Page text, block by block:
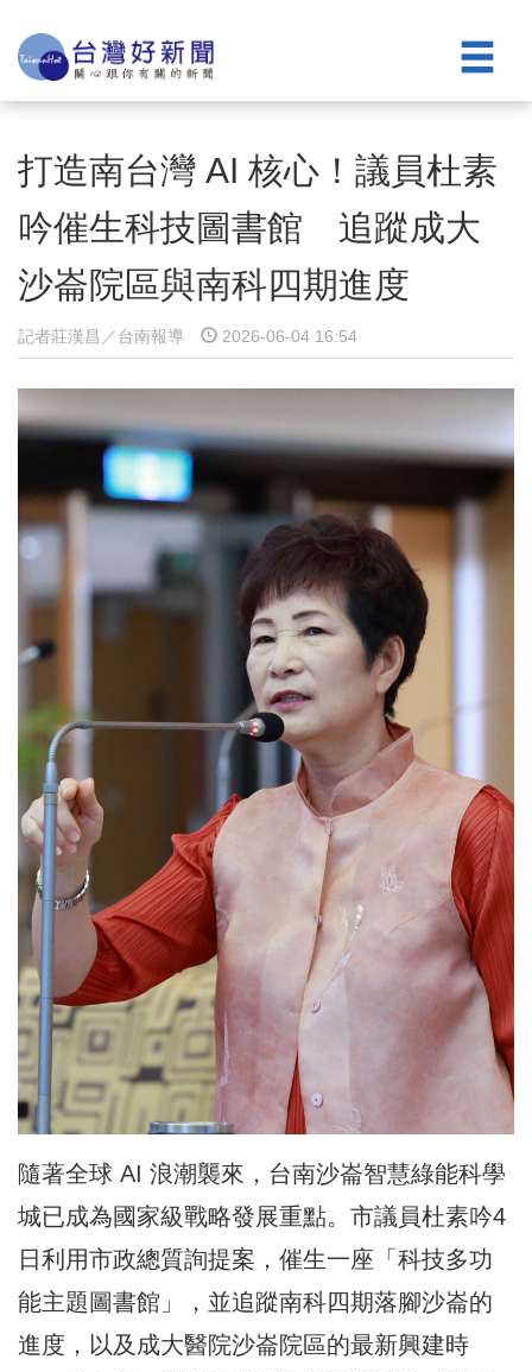
打造南台灣 AI 核心！議員杜素
吟催生科技圖書館 追蹤成大
沙崙院區與南科四期進度
記者莊漢昌／台南報導 2026-06-04 16:54
隨著全球 AI 浪潮襲來，台南沙崙智慧綠能科學
城已成為國家級戰略發展重點。市議員杜素吟4
日利用市政總質詢提案，催生一座「科技多功
能主題圖書館」，並追蹤南科四期落腳沙崙的
進度，以及成大醫院沙崙院區的最新興建時